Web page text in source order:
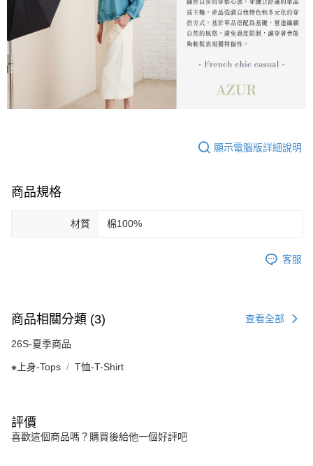
顯示電腦版詳細說明
商品規格
材質 棉100%
客服
商品相關分類 (3) 查看全部
26S-夏季商品
⁕上身-Tops T恤-T-Shirt
評價
喜歡這個商品嗎？購買後給他一個好評吧